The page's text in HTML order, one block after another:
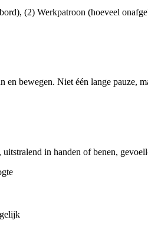
(2) Werkpatroon (hoeveel
en bewegen. Niet één lange pauze,
in handen of benen,